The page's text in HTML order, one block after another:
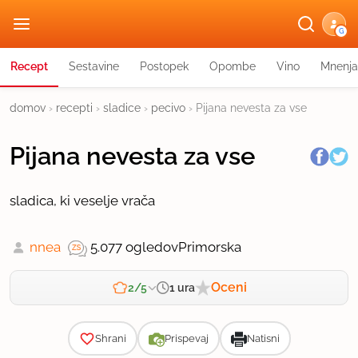
G
Recept Sestavine Postopek Opombe Vino Mnenja
domov › recepti › sladice › pecivo › Pijana nevesta za vse
Pijana nevesta za vse
sladica, ki veselje vrača
nnea 5.077 ogledovPrimorska
2/5 1 ura Oceni
Shrani Prispevaj Natisni